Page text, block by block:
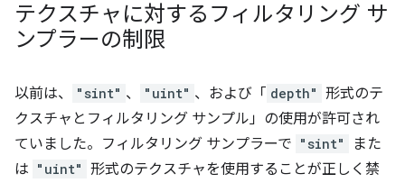
テクスチャに対するフィルタリング サ
ンプラーの制限
以前は、 "sint" 、 "uint" 、および「 depth" 形式のテ
クスチャとフィルタリング サンプル」の使用が許可され
ていました。フィルタリング サンプラーで "sint"
また
は "uint" 形式のテクスチャを使用することが正しく禁